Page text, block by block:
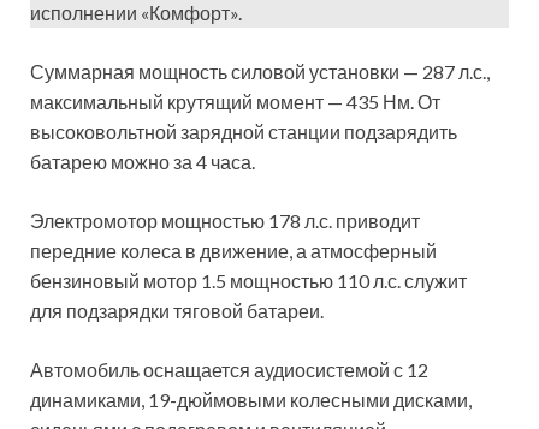
исполнении «Комфорт».
Суммарная мощность силовой установки — 287 л.с.,
максимальный крутящий момент — 435 Нм. От
высоковольтной зарядной станции подзарядить
батарею можно за 4 часа.
Электромотор мощностью 178 л.с. приводит
передние колеса в движение, а атмосферный
бензиновый мотор 1.5 мощностью 110 л.с. служит
для подзарядки тяговой батареи.
Автомобиль оснащается аудиосистемой с 12
динамиками, 19-дюймовыми колесными дисками,